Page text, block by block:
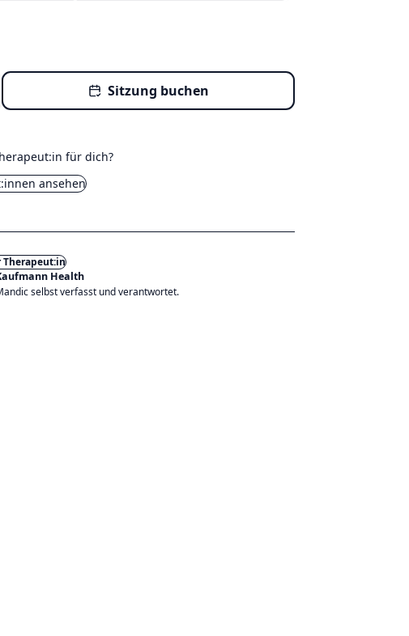
Sitzung buchen
für dich?
ansehen
Therapeut:in
Health
selbst verfasst und verantwortet.